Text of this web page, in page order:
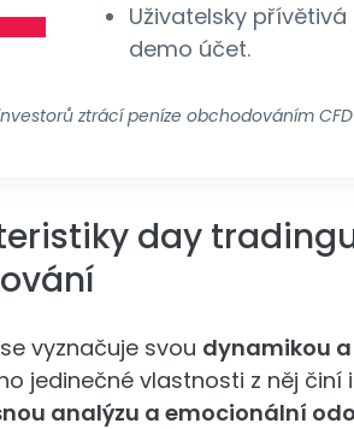
Uživatelsky
demo účet.
ztrácí peníze obchodováním
day
vyznačuje svou dynamikou
jedinečné vlastnosti z něj
analýzu a emocionální